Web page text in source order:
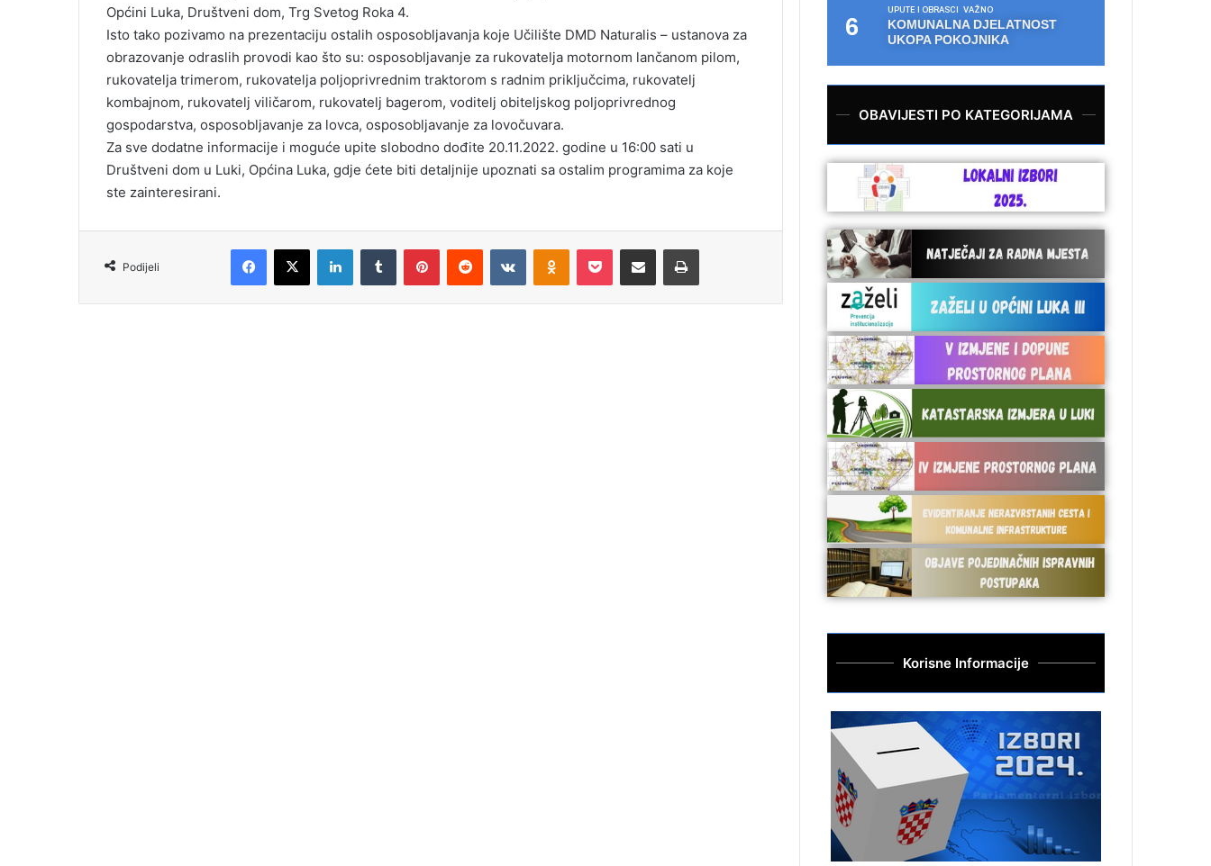
Općini Luka, Društveni dom, Trg Svetog Roka 4.
Isto tako pozivamo na prezentaciju ostalih osposobljavanja koje Učilište DMD Naturalis – ustanova za
obrazovanje odraslih provodi kao što su: osposobljavanje za rukovatelja motornom lančanom pilom,
rukovatelja trimerom, rukovatelja poljoprivrednim traktorom s radnim priključcima, rukovatelj
kombajnom, rukovatelj viličarom, rukovatelj bagerom, voditelj obiteljskog poljoprivrednog
gospodarstva, osposobljavanje za lovca, osposobljavanje za lovočuvara.
Za sve dodatne informacije i moguće upite slobodno dođite 20.11.2022. godine u 16:00 sati u
Društveni dom u Luki, Općina Luka, gdje ćete biti detaljnije upoznati sa ostalim programima za koje
ste zainteresirani.
Podijeli
UPUTE I OBRASCI VAŽNO
KOMUNALNA DJELATNOST
UKOPA POKOJNIKA
OBAVIJESTI PO KATEGORIJAMA
Korisne Informacije